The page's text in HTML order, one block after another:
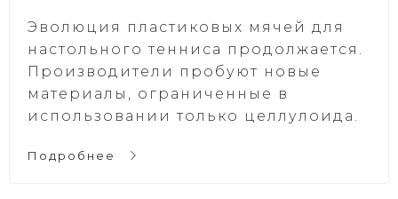
Эволюция пластиковых мячей для
настольного тенниса продолжается.
Производители пробуют новые
материалы, ограниченные в
использовании только целлулоида.
Подробнее